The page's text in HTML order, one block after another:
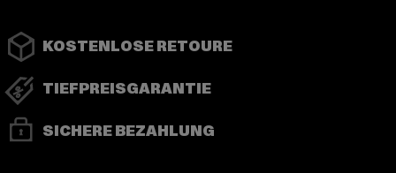
KOSTENLOSE RETOURE
TIEFPREISGARANTIE
SICHERE BEZAHLUNG